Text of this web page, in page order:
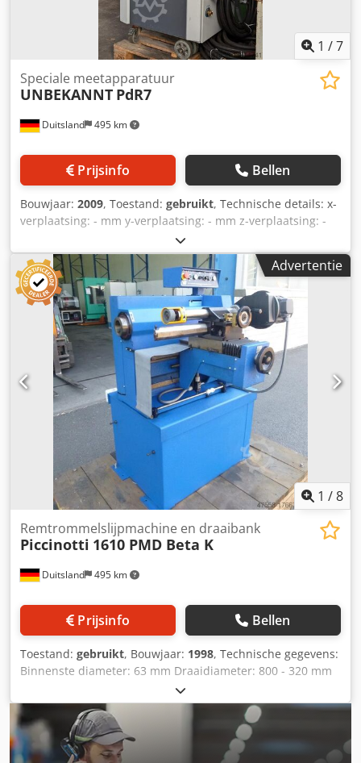
1 /7
Duitsland 495 km
Speciale meetapparatuur
UNBEKANNT PdR7
Prijsinfo Bellen
Bouwjaar: 2009, Toestand: gebruikt, Technische details: x-
verplaatsing: - mm y-verplaatsing: - mm z-verplaatsing: -
mm Bedrijfsdruk: max. 10 bar Bedrijfsspanning: 380 V
Frequentie: 50 Hz Machinegewicht ca.: 228 kg Afmetingen
machine (LxBxH): 0,98 x 0,65 x 1,16 m Dit betreft een
remtestapparaat Pdr7. Dsdpovr Stzefx Amaokr Het
apparaat kan alleen via de computer in de positie "omhoog
bewegen" worden gebracht. Aangezien dit een
remtestapparaat is voor voertuigonderhoud (specifiek voor
railvoertuigen van de Deutsche Bahn), moet de vrijgave bij
de fabrikant worden aangevraagd. Wij bieden het
remapparaat aan zoals beschreven en het staat gereed.
Advertentie
1 /8
Duitsland 495 km
Remtrommelslijpmachine en draaibank
Piccinotti 1610 PMD Beta K
Prijsinfo Bellen
Toestand: gebruikt, Bouwjaar: 1998, Technische gegevens:
Binnenste diameter: 63 mm Draaidiameter: 800 - 320 mm
Slijpdiepte: 380 mm Afmeting slijpschijf: Ø 65 x 25 mm
(komvormige schijf) Dkodou Ngauepfx Amaer Voeding: 0,05
- 0,40 omw/min / 8 trapsgewijs omw/min Totale benodigde
vermogen: ca. 1,1 kW Gewicht ca.: 1060 kg Afmeting
machine ca. LxBxH: 1,1 x 1,1 x 1,4 m Draaien en slijpen van